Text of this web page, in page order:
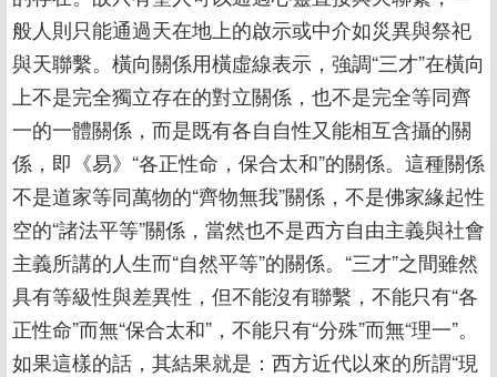
般人則只能通過天在地上的啟示或中介如災異與祭祀
與天聯繫。橫向關係用橫虛線表示，強調“三才”在橫向
上不是完全獨立存在的對立關係，也不是完全等同齊
一的一體關係，而是既有各自自性又能相互含攝的關
係，即《易》“各正性命，保合太和”的關係。這種關係
不是道家等同萬物的“齊物無我”關係，不是佛家緣起性
空的“諸法平等”關係，當然也不是西方自由主義與社會
主義所講的人生而“自然平等”的關係。“三才”之間雖然
具有等級性與差異性，但不能沒有聯繫，不能只有“各
正性命”而無“保合太和”，不能只有“分殊”而無“理一”。
如果這樣的話，其結果就是：西方近代以來的所謂“現